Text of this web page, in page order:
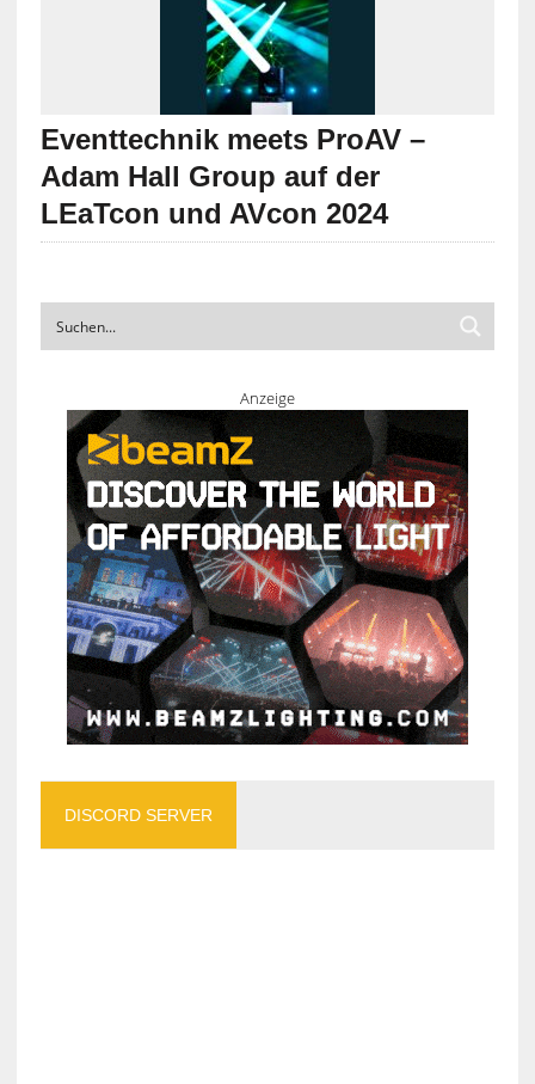
Eventtechnik meets ProAV –
Adam Hall Group auf der
LEaTcon und AVcon 2024
Anzeige
DISCORD SERVER